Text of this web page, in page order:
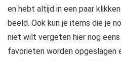
en hebt altijd in een paar
beeld. Ook kun je items die je
niet wilt vergeten hier nog
favorieten worden opgeslagen